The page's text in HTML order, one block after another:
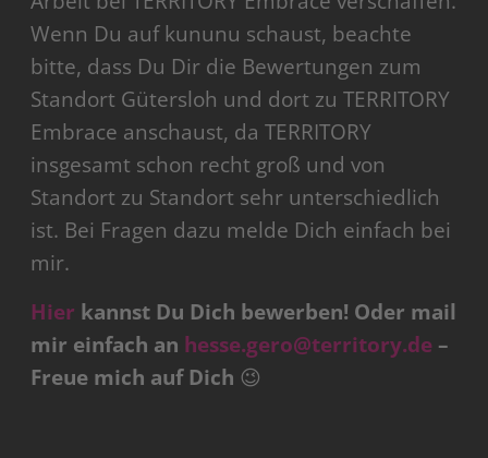
Wenn Du auf kununu schaust, beachte
bitte, dass Du Dir die Bewertungen zum
Standort Gütersloh und dort zu TERRITORY
Embrace anschaust, da TERRITORY
insgesamt schon recht groß und von
Standort zu Standort sehr unterschiedlich
ist. Bei Fragen dazu melde Dich einfach bei
mir.
Hier kannst Du Dich bewerben! Oder mail
mir einfach an hesse.gero@territory.de –
Freue mich auf Dich 😉